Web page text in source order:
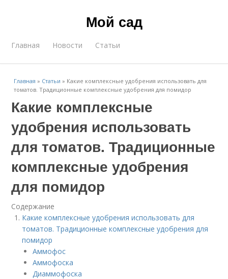
Мой сад
Главная Новости Статьи
Главная » Статьи » Какие комплексные удобрения использовать для
томатов. Традиционные комплексные удобрения для помидор
Какие комплексные
удобрения использовать
для томатов. Традиционные
комплексные удобрения
для помидор
Содержание
Какие комплексные удобрения использовать для
томатов. Традиционные комплексные удобрения для
помидор
Аммофос
Аммофоска
Диаммофоска